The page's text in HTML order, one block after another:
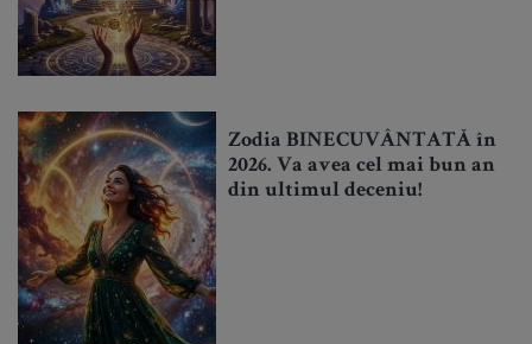
Zodia BINECUVÂNTATĂ în
2026. Va avea cel mai bun an
din ultimul deceniu!